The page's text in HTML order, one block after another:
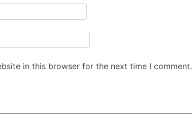
in this browser for the next time I comment.